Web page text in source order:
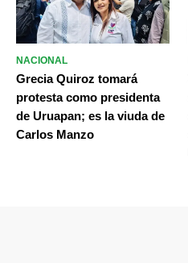
NACIONAL
Grecia Quiroz tomará
protesta como presidenta
de Uruapan; es la viuda de
Carlos Manzo